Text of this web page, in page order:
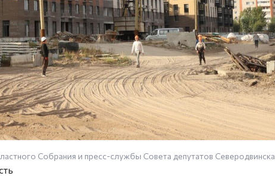
Собрания и пресс-службы Совета депутатов Северодвинска